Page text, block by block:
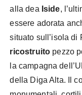
alla dea Iside,
essere adorata
situato sull’isola di
ricostruito pezzo
la campagna
della Diga Alta. Il